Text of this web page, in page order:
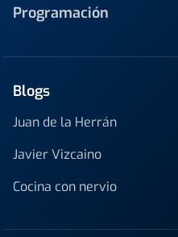
Programación
Blogs
Juan de la Herrán
Javier Vizcaino
Cocina con nervio